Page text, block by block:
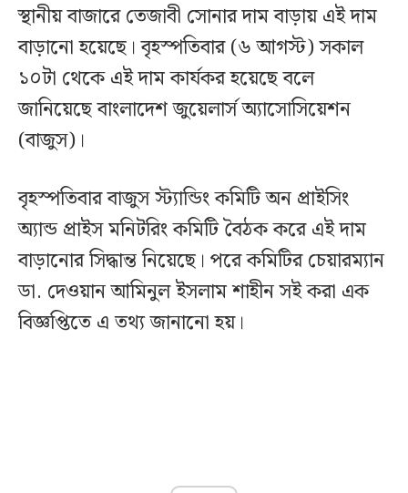
স্থানীয় বাজারে তেজাবী সোনার দাম বাড়ায় এই দাম
বাড়ানো হয়েছে। বৃহস্পতিবার (৬ আগস্ট) সকাল
১০টা থেকে এই দাম কার্যকর হয়েছে বলে
জানিয়েছে বাংলাদেশ জুয়েলার্স অ্যাসোসিয়েশন
(বাজুস)।
বৃহস্পতিবার বাজুস স্ট্যান্ডিং কমিটি অন প্রাইসিং
অ্যান্ড প্রাইস মনিটরিং কমিটি বৈঠক করে এই দাম
বাড়ানোর সিদ্ধান্ত নিয়েছে। পরে কমিটির চেয়ারম্যান
ডা. দেওয়ান আমিনুল ইসলাম শাহীন সই করা এক
বিজ্ঞপ্তিতে এ তথ্য জানানো হয়।